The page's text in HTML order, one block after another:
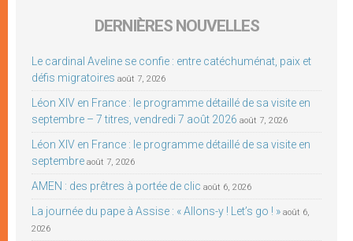
DERNIÈRES NOUVELLES
Le cardinal Aveline se confie : entre catéchuménat, paix et
défis migratoires août 7, 2026
Léon XIV en France : le programme détaillé de sa visite en
septembre – 7 titres, vendredi 7 août 2026 août 7, 2026
Léon XIV en France : le programme détaillé de sa visite en
septembre août 7, 2026
AMEN : des prêtres à portée de clic août 6, 2026
La journée du pape à Assise : « Allons-y ! Let’s go ! » août 6,
2026